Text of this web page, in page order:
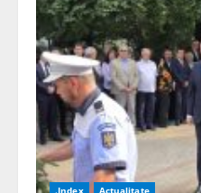
.Index Actualitate